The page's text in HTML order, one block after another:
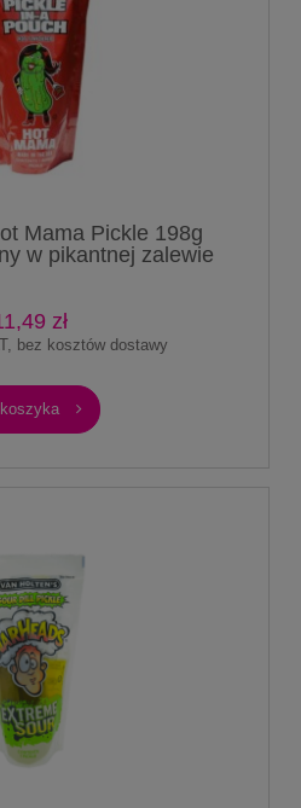
Mama Pickle 198g
w pikantnej zalewie
zł
bez kosztów dostawy